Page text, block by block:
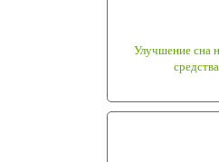
Улучшение сна